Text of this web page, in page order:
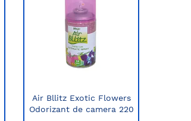
Air Bllitz Exotic Flowers
Odorizant de camera 220